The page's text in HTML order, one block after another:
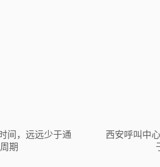
间，远远少于通
期
西安呼叫中